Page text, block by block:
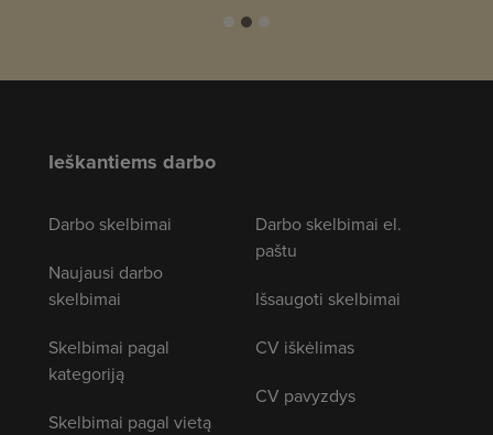
Ieškantiems darbo
Darbo skelbimai
Naujausi darbo
skelbimai
Skelbimai pagal
kategoriją
Skelbimai pagal vietą
Darbo skelbimai el.
paštu
Išsaugoti skelbimai
CV iškėlimas
CV pavyzdys